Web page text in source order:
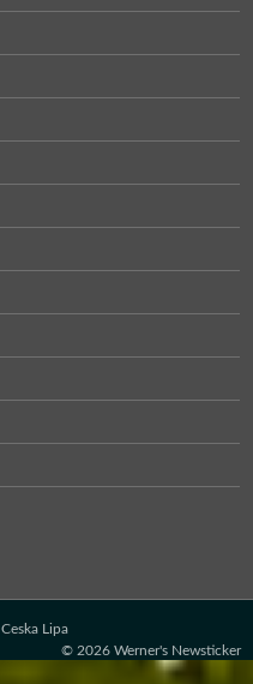
Ceska Lipa
© 2026 Werner's Newsticker